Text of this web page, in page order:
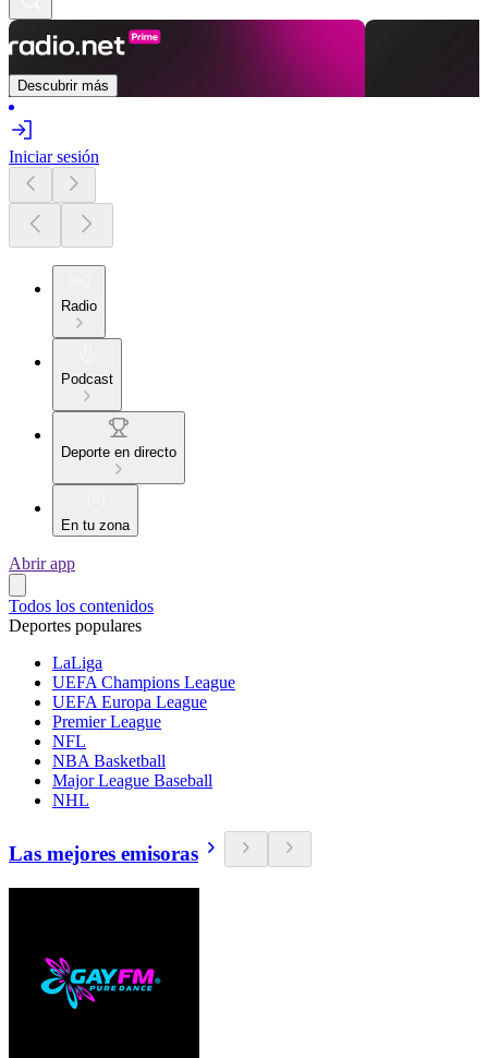
Descubrir más
Iniciar sesión
Radio
Podcast
Deporte en directo
En tu zona
Abrir app
Todos los contenidos
Deportes populares
LaLiga
UEFA Champions League
UEFA Europa League
Premier League
NFL
NBA Basketball
Major League Baseball
NHL
Las mejores emisoras